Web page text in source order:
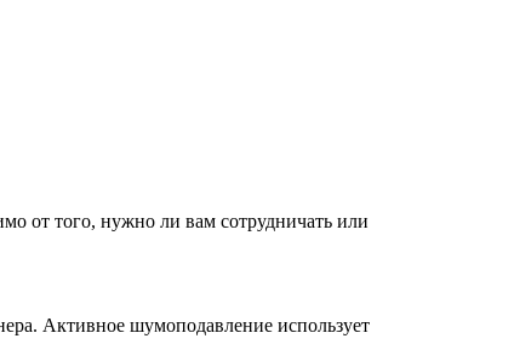
от того, нужно ли вам сотрудничать или
Активное шумоподавление использует